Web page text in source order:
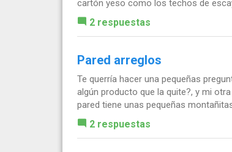
cartón yeso como los techos de
2 respuestas
Pared arreglos
Te querría hacer una pequeñas
algún producto que la quite?, y mi
pared tiene unas pequeñas
2 respuestas